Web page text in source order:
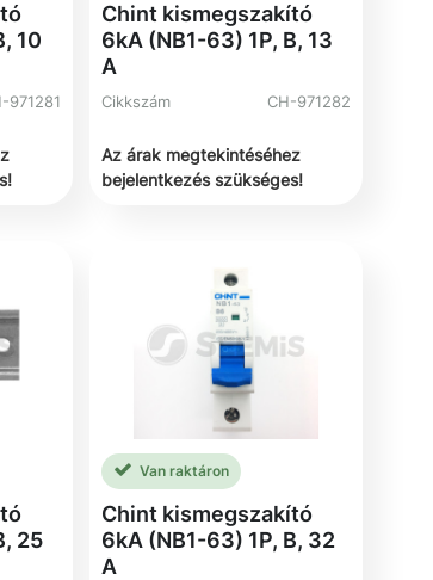
10
971281
Chint kismegszakító
6kA (NB1-63) 1P, B, 13
A
Cikkszám CH-971282
Az árak megtekintéséhez
bejelentkezés szükséges!
25
Van raktáron
Chint kismegszakító
6kA (NB1-63) 1P, B, 32
A